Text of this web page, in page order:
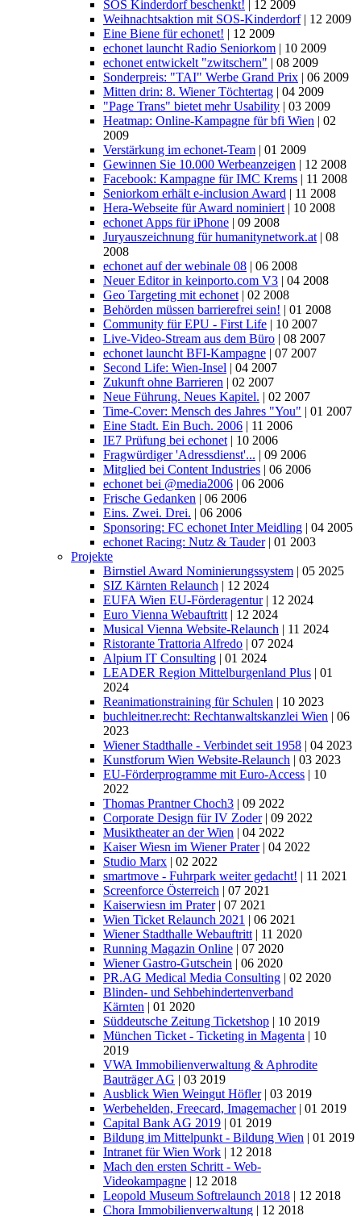
SOS Kinderdorf beschenkt! | 12 2009
Weihnachtsaktion mit SOS-Kinderdorf| 12 2009
Eine Biene für echonet! | 12 2009
echonet launcht Radio Seniorkom | 10 2009
echonet entwickelt "zwitschern" | 08 2009
Sonderpreis: "TAI" Werbe Grand Prix | 06 2009
Mitten drin: 8. Wiener Töchtertag | 04 2009
"Page Trans" bietet mehr Usability | 03 2009
Heatmap: Online-Kampagne für bfi Wien | 02
2009
Verstärkung im echonet-Team | 01 2009
Gewinnen Sie 10.000 Werbeanzeigen | 12 2008
Facebook: Kampagne für IMC Krems | 11 2008
Seniorkom erhält e-inclusion Award | 11 2008
Hera-Webseite für Award nominiert | 10 2008
echonet Apps für iPhone | 09 2008
Juryauszeichnung für humanitynetwork.at | 08
2008
echonet auf der webinale 08 | 06 2008
Neuer Editor in keinporto.com V3 | 04 2008
Geo Targeting mit echonet | 02 2008
Behörden müssen barrierefrei sein! | 01 2008
Community für EPU - First Life | 10 2007
Live-Video-Stream aus dem Büro | 08 2007
echonet launcht BFI-Kampagne | 07 2007
Second Life: Wien-Insel | 04 2007
Zukunft ohne Barrieren | 02 2007
Neue Führung. Neues Kapitel. | 02 2007
Time-Cover: Mensch des Jahres "You" | 01 2007
Eine Stadt. Ein Buch. 2006 | 11 2006
IE7 Prüfung bei echonet | 10 2006
Fragwürdiger 'Adressdienst'... | 09 2006
Mitglied bei Content Industries | 06 2006
echonet bei @media2006 | 06 2006
Frische Gedanken | 06 2006
Eins. Zwei. Drei. | 06 2006
Sponsoring: FC echonet Inter Meidling | 04 2005
echonet Racing: Nutz & Tauder| 01 2003
Projekte
Birnstiel Award Nominierungssystem | 05 2025
SIZ Kärnten Relaunch | 12 2024
EUFA Wien EU-Förderagentur| 12 2024
Euro Vienna Webauftritt | 12 2024
Musical Vienna Website-Relaunch | 11 2024
Ristorante Trattoria Alfredo | 07 2024
Alpium IT Consulting | 01 2024
LEADER Region Mittelburgenland Plus | 01
2024
Reanimationstraining für Schulen | 10 2023
buchleitner.recht: Rechtanwaltskanzlei Wien | 06
2023
Wiener Stadthalle - Verbindet seit 1958 | 04 2023
Kunstforum Wien Website-Relaunch | 03 2023
EU-Förderprogramme mit Euro-Access | 10
2022
Thomas Prantner Choch3 | 09 2022
Corporate Design für IV Zoder| 09 2022
Musiktheater an der Wien | 04 2022
Kaiser Wiesn im Wiener Prater| 04 2022
Studio Marx | 02 2022
smartmove - Fuhrpark weiter gedacht! | 11 2021
Screenforce Österreich | 07 2021
Kaiserwiesn im Prater| 07 2021
Wien Ticket Relaunch 2021 | 06 2021
Wiener Stadthalle Webauftritt | 11 2020
Running Magazin Online | 07 2020
Wiener Gastro-Gutschein | 06 2020
PR.AG Medical Media Consulting | 02 2020
Blinden- und Sehbehindertenverband
Kärnten | 01 2020
Süddeutsche Zeitung Ticketshop | 10 2019
München Ticket - Ticketing in Magenta | 10
2019
VWA Immobilienverwaltung & Aphrodite
Bauträger AG | 03 2019
Ausblick Wien Weingut Höfler| 03 2019
Werbehelden, Freecard, Imagemacher| 01 2019
Capital Bank AG 2019 | 01 2019
Bildung im Mittelpunkt - Bildung Wien | 01 2019
Intranet für Wien Work | 12 2018
Mach den ersten Schritt - Web-
Videokampagne | 12 2018
Leopold Museum Softrelaunch 2018 | 12 2018
Chora Immobilienverwaltung | 12 2018